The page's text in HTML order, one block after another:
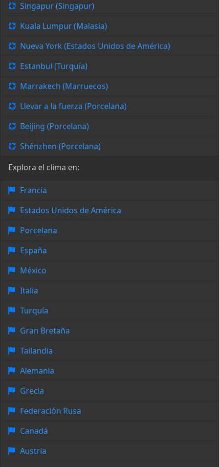
Singapur (Singapur)
Kuala Lumpur (Malasia)
Nueva York (Estados Unidos de América)
Estanbul (Turquía)
Marrakech (Marruecos)
Llevar a la fuerza (Porcelana)
Beijing (Porcelana)
Shénzhen (Porcelana)
Explora el clima en:
Francia
Estados Unidos de América
Porcelana
España
México
Italia
Turquía
Gran Bretaña
Tailandia
Alemania
Grecia
Federación Rusa
Canadá
Austria